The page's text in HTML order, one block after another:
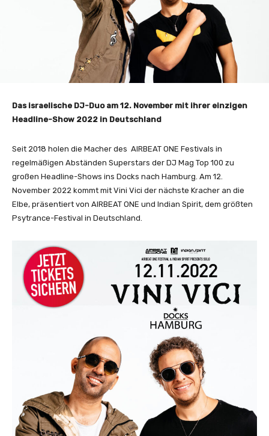
Das israelische DJ-Duo am 12. November mit ihrer einzigen
Headline-Show 2022 in Deutschland
Seit 2018 holen die Macher des AIRBEAT ONE Festivals in
regelmäßigen Abständen Superstars der DJ Mag Top 100 zu
großen Headline-Shows ins Docks nach Hamburg. Am 12.
November 2022 kommt mit Vini Vici der nächste Kracher an die
Elbe, präsentiert von AIRBEAT ONE und Indian Spirit, dem größten
Psytrance-Festival in Deutschland.